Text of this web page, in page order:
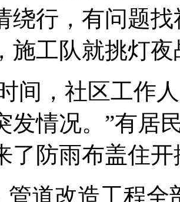
绕行，有问题
施工队就挑灯
间，社区工作
发情况。”有居
了防雨布盖住
管道改造工程全